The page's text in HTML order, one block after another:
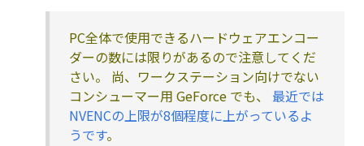
PC全体で使用できるハードウェアエンコー
ダーの数には限りがあるので注意してくだ
さい。 尚、ワークステーション向けでない
コンシューマー用 GeForce でも、 最近では
NVENCの上限が8個程度に上がっているよ
うです。